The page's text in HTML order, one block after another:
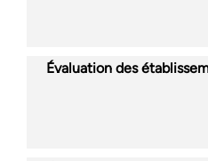
Évaluation des